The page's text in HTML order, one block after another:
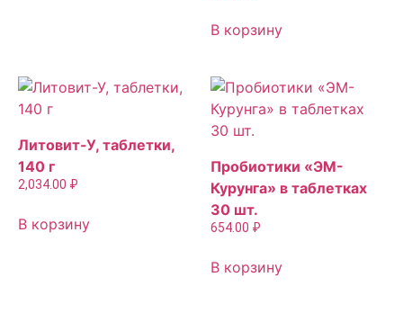
В корзину
Литовит-У, таблетки,
140 г
2,034.00 ₽
В корзину
Пробиотики «ЭМ-
Курунга» в таблетках
30 шт.
654.00 ₽
В корзину